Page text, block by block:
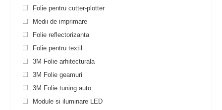
Folie pentru cutter-plotter
Medii de imprimare
Folie reflectorizanta
Folie pentru textil
3M Folie arhitecturala
3M Folie geamuri
3M Folie tuning auto
Module si iluminare LED